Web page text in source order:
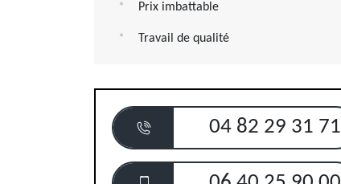
Prix imbattable
Travail de qualité
04 82 29 31 71